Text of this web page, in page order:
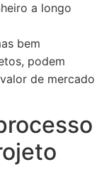
a longo
bem
podem
de mercado